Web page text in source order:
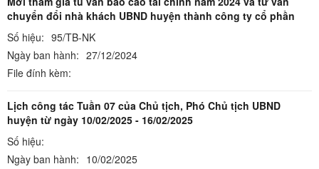
chuyển đổi nhà khách UBND huyện thành công ty cổ phần
Số hiệu: 95/TB-NK
Ngày ban hành: 27/12/2024
File đính kèm:
Lịch công tác Tuần 07 của Chủ tịch, Phó Chủ tịch UBND
huyện từ ngày 10/02/2025 - 16/02/2025
Số hiệu:
Ngày ban hành: 10/02/2025